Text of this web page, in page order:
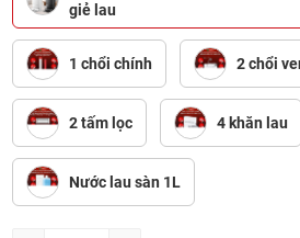
giẻ lau
1 chổi chính 2 chổi
2 tấm lọc 4 khăn lau
Nước lau sàn 1L